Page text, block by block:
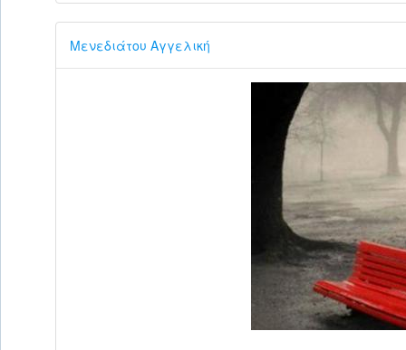
Μενεδιάτου Αγγελική